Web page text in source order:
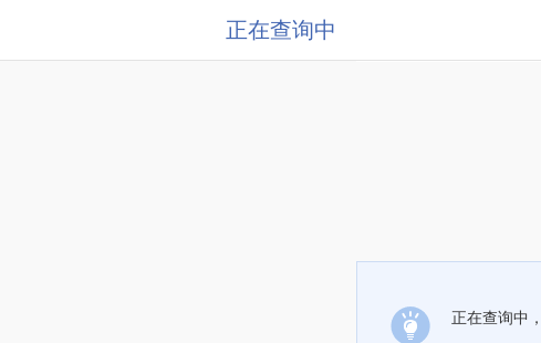
正在查询中
正在查询中